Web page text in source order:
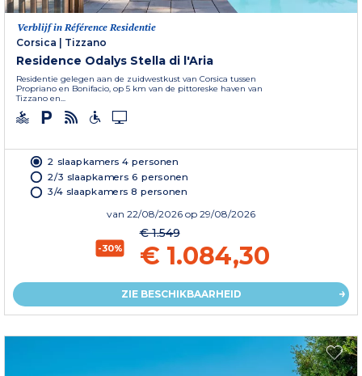
Verblijf in Référence Residentie
Corsica
Tizzano
Residence Odalys Stella di l'Aria
Residentie gelegen aan de zuidwestkust van Corsica tussen
Propriano en Bonifacio, op 5 km van de pittoreske haven van
Tizzano en...
2 slaapkamers 4 personen
2/3 slaapkamers 6 personen
3/4 slaapkamers 8 personen
van 22/08/2026 op 29/08/2026
-30%
€ 1.549
€ 1.084,30
ZIE BESCHIKBAARHEID